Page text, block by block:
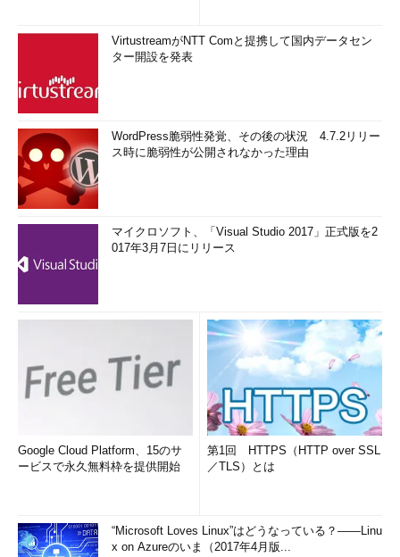
VirtustreamがNTT Comと提携して国内データセン
ター開設を発表
WordPress脆弱性発覚、その後の状況 4.7.2リリー
ス時に脆弱性が公開されなかった理由
マイクロソフト、「Visual Studio 2017」正式版を2
017年3月7日にリリース
Google Cloud Platform、15のサ
ービスで永久無料枠を提供開始
第1回 HTTPS（HTTP over SSL
／TLS）とは
“Microsoft Loves Linux”はどうなっている？――Linu
x on Azureのいま（2017年4月版...